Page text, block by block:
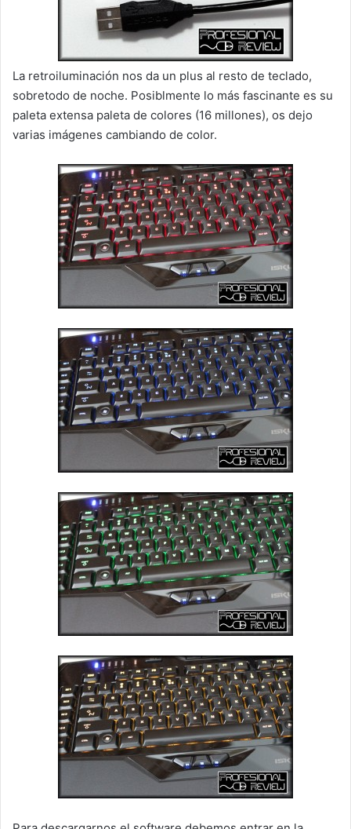
La retroiluminación nos da un plus al resto de teclado,
sobretodo de noche. Posiblmente lo más fascinante es su
paleta extensa paleta de colores (16 millones), os dejo
varias imágenes cambiando de color.